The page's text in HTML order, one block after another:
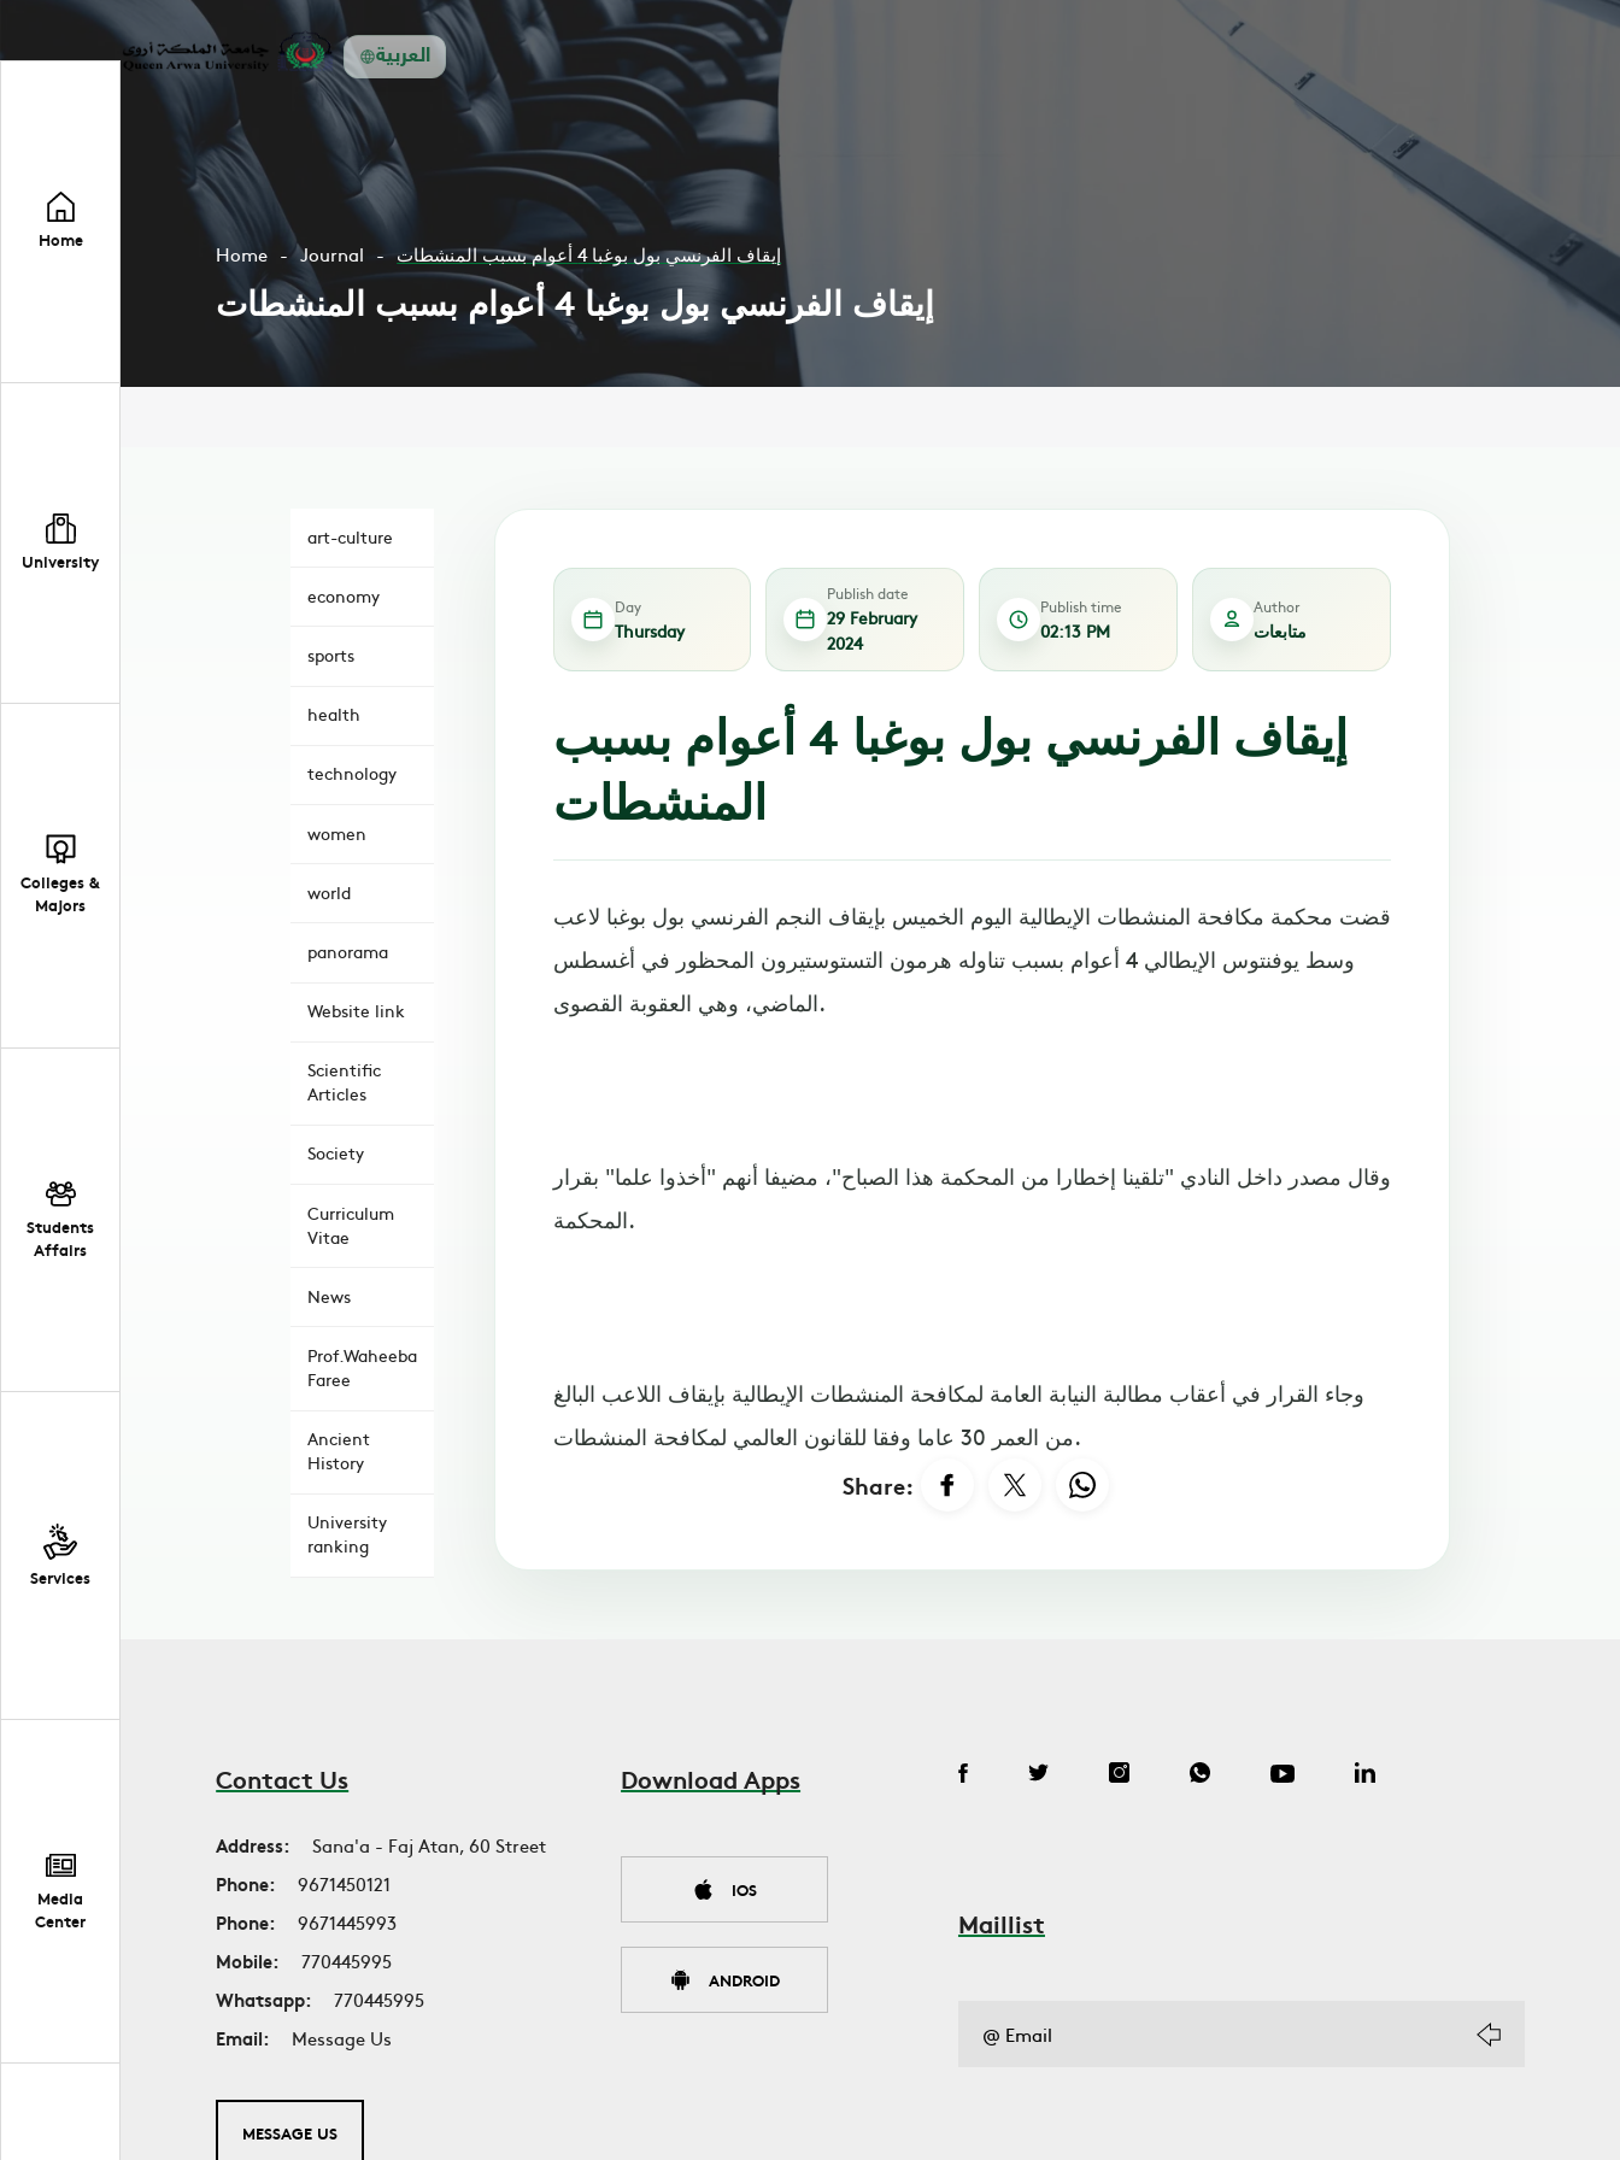
العربية
Home
University
Colleges &
Majors
Students
Affairs
Services
Media
Center
Home Journal إيقاف الفرنسي بول بوغبا 4 أعوام بسبب المنشطات
إيقاف الفرنسي بول بوغبا 4 أعوام بسبب المنشطات
art-culture
economy
sports
health
technology
women
world
panorama
Website link
Scientific
Articles
Society
Curriculum
Vitae
News
Prof.Waheeba
Faree
Ancient
History
University
ranking
Day
Thursday
Publish date
29 February
2024
Publish time
02:13 PM
Author
متابعات
إيقاف الفرنسي بول بوغبا 4 أعوام بسبب
المنشطات
قضت محكمة مكافحة المنشطات الإيطالية اليوم الخميس بإيقاف النجم الفرنسي بول بوغبا لاعب
وسط يوفنتوس الإيطالي 4 أعوام بسبب تناوله هرمون التستوستيرون المحظور في أغسطس
الماضي، وهي العقوبة القصوى.
وقال مصدر داخل النادي "تلقينا إخطارا من المحكمة هذا الصباح"، مضيفا أنهم "أخذوا علما" بقرار
المحكمة.
وجاء القرار في أعقاب مطالبة النيابة العامة لمكافحة المنشطات الإيطالية بإيقاف اللاعب البالغ
من العمر 30 عاما وفقا للقانون العالمي لمكافحة المنشطات.
Share:
Contact Us
Address:
Sana'a - Faj Atan, 60 Street
Phone:
9671450121
Phone:
9671445993
Mobile:
770445995
Whatsapp:
770445995
Email:
Message Us
MESSAGE US
Download Apps
IOS
ANDROID
Maillist